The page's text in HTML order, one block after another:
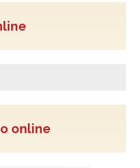
online